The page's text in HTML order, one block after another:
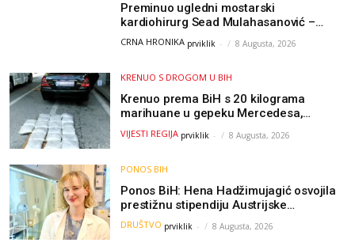
Preminuo ugledni mostarski
kardiohirurg Sead Mulahasanović –
kolege uputile emotivnu oproštajnu
CRNA HRONIKA prviklik - 8 Augusta, 2026
KRENUO S DROGOM U BIH
Krenuo prema BiH s 20 kilograma
marihuane u gepeku Mercedesa,
policija ga uhapsila na granici
VIJESTI REGIJA prviklik - 8 Augusta, 2026
PONOS BIH
Ponos BiH: Hena Hadžimujagić osvojila
prestižnu stipendiju Austrijske
akademije nauka, njeno istraživanje
moglo bi pomoći djeci širom svijeta
DRUŠTVO prviklik - 8 Augusta, 2026